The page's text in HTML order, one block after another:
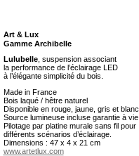
Art & Lux
Gamme Archibelle
Lulubelle, suspension associant
la performance de l’éclairage LED
à l’élégante simplicité du bois.
Made in France
Bois laqué / hêtre naturel
Disponible en rouge, jaune, gris et blanc.
Source lumineuse incluse garantie à vie.
Pilotage par platine murale sans fil pour
différents scénarios d’éclairage.
Dimensions : 47 x 4 x 21 cm
www.artetlux.com